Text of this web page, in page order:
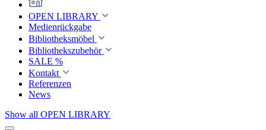
OPEN LIBRARY
Medienrückgabe
Bibliotheksmöbel
Bibliothekszubehör
SALE %
Kontakt
Referenzen
News
Show all OPEN LIBRARY